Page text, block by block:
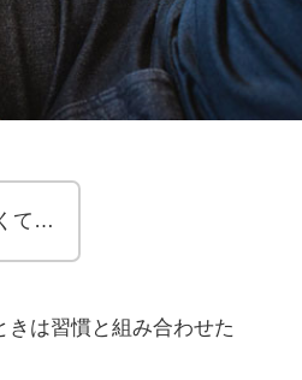
て…
は習慣と組み合わせた